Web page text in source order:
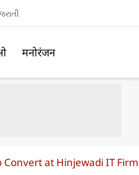
मनोरंजन
at Hinjewadi IT Firm